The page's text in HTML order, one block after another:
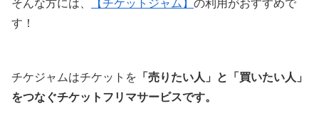
そんな方には、 【チケットジャム】 の利用がおすすめで
す！
チケジャムはチケットを 「売りたい人」と「買いたい人」
をつなぐチケットフリマサービスです。